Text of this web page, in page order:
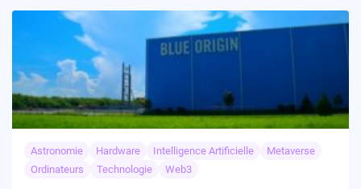
Astronomie Hardware Intelligence Artificielle
Metaverse
Ordinateurs
Technologie Web3